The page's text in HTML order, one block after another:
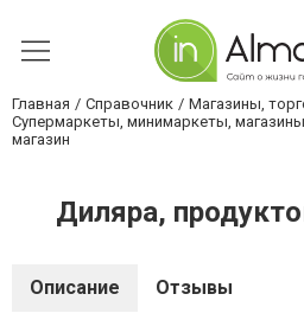
Главная Справочник
Магазины,
Супермаркеты, минимаркеты, магазины
магазин
Диляра,
Описание Отзывы